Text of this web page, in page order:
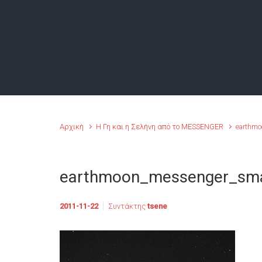
Αρχική Η Γη και η Σελήνη από το MESSENGER
2011-11-22 Συντάκτης tsene